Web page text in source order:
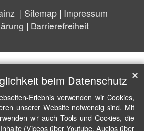
Sitemap Impressum
Barrierefreiheit
beim Datenschutz
Erlebnis verwenden wir Cookies,
unserer Website notwendig sind. Mit
wir auch Tools und Cookies, die
(Videos über Youtube, Audios über
✕